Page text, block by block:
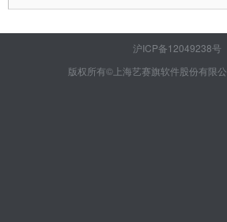
沪ICP备12049238号
版权所有©上海艺赛旗软件股份有限